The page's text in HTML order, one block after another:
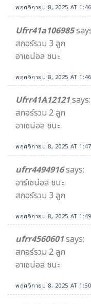
พฤศจิกายน 8, 2025 AT
Ufrr41a106985
สกอร์รวม 3 ลูก
อาเซน่อล ชนะ
พฤศจิกายน 8, 2025 AT
Ufrr41A12121says:
สกอร์รวม 2 ลูก
อาเซน่อล ชนะ
พฤศจิกายน 8, 2025 AT
ufrr4494916says:
อาร์เซน่อล ชนะ
สกอร์รวม 3 ลูก
พฤศจิกายน 8, 2025 AT
ufrr4560601says:
สกอร์รวม 2 ลูก
อาเซน่อล ชนะ
พฤศจิกายน 8, 2025 AT